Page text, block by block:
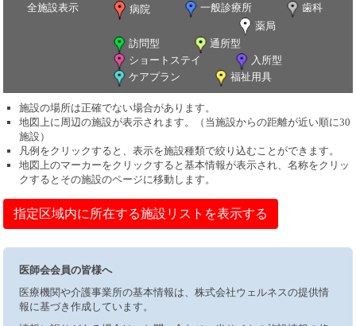
全施設表示 病院 一般診療所
歯科
薬局
訪問型
通所型
ショートステイ
入所型
ケアプラン
福祉用具
施設の場所は正確でない場合があります。
地図上に周辺の施設が表示されます。（当施設からの距離が近い順に30
施設）
凡例をクリックすると、表示を施設種類で絞り込むことができます。
地図上のマーカーをクリックすると基本情報が表示され、名称をクリッ
クするとその施設のページに移動します。
指定区域内に所在する施設リストを表示する
医師会会員の皆様へ
医療機関や介護事業所の基本情報は、株式会社ウェルネスの提供情
報に基づき作成しています。